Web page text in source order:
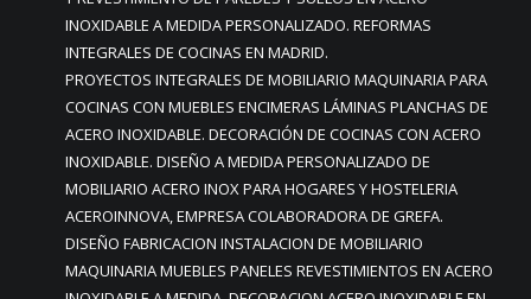
INOXIDABLE A MEDIDA PERSONALIZADO. REFORMAS
INTEGRALES DE COCINAS EN MADRID.
PROYECTOS INTEGRALES DE MOBILIARIO MAQUINARIA PARA
COCINAS CON MUEBLES ENCIMERAS LÁMINAS PLANCHAS DE
ACERO INOXIDABLE. DECORACIÓN DE COCINAS CON ACERO
INOXIDABLE. DISEÑO A MEDIDA PERSONALIZADO DE
MOBILIARIO ACERO INOX PARA HOGARES Y HOSTELERIA
ACEROINNOVA, EMPRESA COLABORADORA DE GREFA.
DISEÑO FABRICACION INSTALACION DE MOBILIARIO
MAQUINARIA MUEBLES PANELES REVESTIMIENTOS EN ACERO